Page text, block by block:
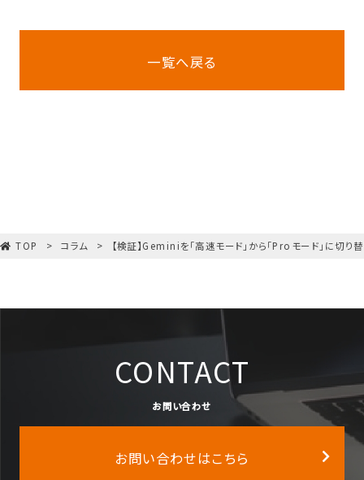
一覧へ戻る
TOP コラム 【検証】Geminiを「高速モード」から「Proモード」に切り
CONTACT
お問い合わせ
お問い合わせはこちら